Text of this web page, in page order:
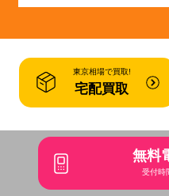
無料
受付時
東京相場で買取!
宅配買取
ツールオフ
ツール